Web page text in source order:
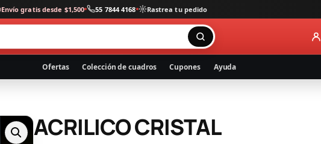
Envío gratis desde $1,500 55 7844 4168 Rastrea tu pedido
Ofertas Colección de cuadros Cupones Ayuda
ACRILICO CRISTAL